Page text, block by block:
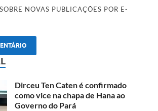
NOVAS PUBLICAÇÕES POR E-
Dirceu Ten Caten é confirmado
como vice na chapa de Hana ao
Governo do Pará